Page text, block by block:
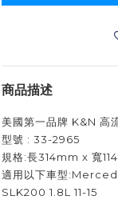
商品描述
美國第一品牌 K&N 高
型號 : 33-2965
規格:長314mm x 寬
適用以下車型
SLK200 1.8L 11-15